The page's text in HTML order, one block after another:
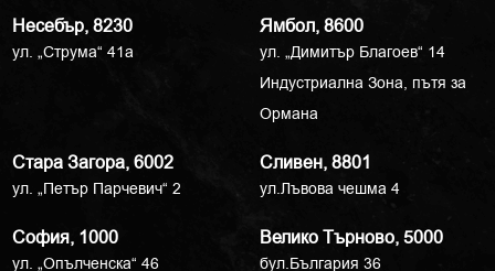
Несебър, 8230
ул. „Струма“ 41a
Ямбол, 8600
ул. „Димитър Благоев“ 14
Индустриална Зона, пътя за
Ормана
Стара Загора, 6002
ул. „Петър Парчевич“ 2
Сливен, 8801
ул.Лъвова чешма 4
София, 1000
ул. „Опълченска“ 46
Велико Търново, 5000
бул.България 36